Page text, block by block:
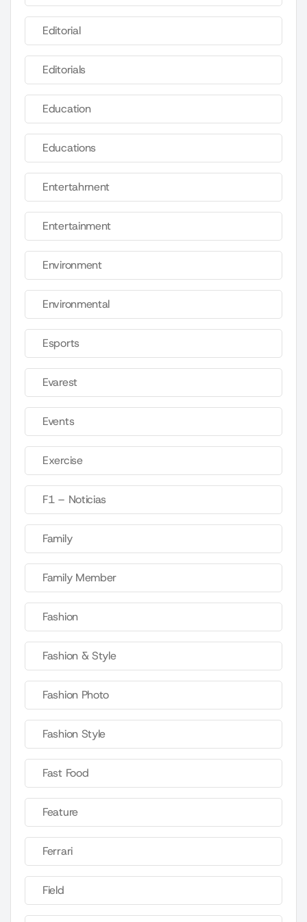
Editorial
Editorials
Education
Educations
Entertahrnent
Entertainment
Environment
Environmental
Esports
Evarest
Events
Exercise
F1 – Noticias
Family
Family Member
Fashion
Fashion & Style
Fashion Photo
Fashion Style
Fast Food
Feature
Ferrari
Field